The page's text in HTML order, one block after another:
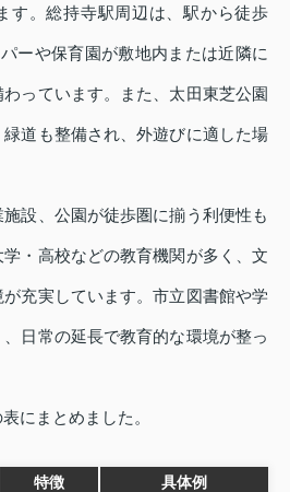
す。総持寺駅周辺は、駅から徒歩
ーや保育園が敷地内または近隣に
っています。また、太田東芝公園
道も整備され、外遊びに適した場
設、公園が徒歩圏に揃う利便性も
・高校などの教育機関が多く、文
充実しています。市立図書館や学
日常の延長で教育的な環境が整っ
にまとめました。
特徴 具体例